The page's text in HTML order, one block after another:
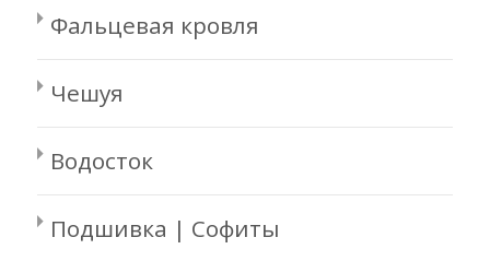
Фальцевая кровля
Чешуя
Водосток
Подшивка | Софиты